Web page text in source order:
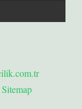
Sitemap